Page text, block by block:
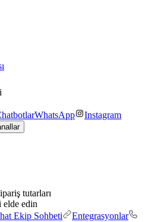
WhatsApp
Instagram
tutarları
elde edin
Ekip Sohbeti
Entegrasyonlar